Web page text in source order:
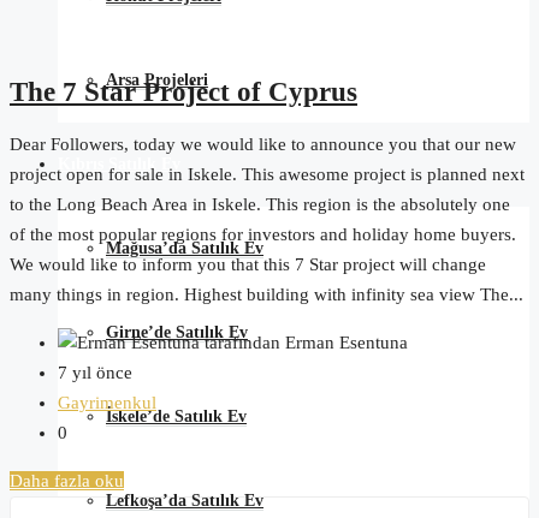
Arsa Projeleri
Kıbrıs Satılık Ev
Mağusa’da Satılık Ev
Girne’de Satılık Ev
İskele’de Satılık Ev
Lefkoşa’da Satılık Ev
The 7 Star Project of Cyprus
Dear Followers, today we would like to announce you that our new
project open for sale in Iskele. This awesome project is planned next
to the Long Beach Area in Iskele. This region is the absolutely one
of the most popular regions for investors and holiday home buyers.
We would like to inform you that this 7 Star project will change
many things in region. Highest building with infinity sea view The...
tarafından Erman Esentuna
7 yıl önce
Gayrimenkul
0
Daha fazla oku